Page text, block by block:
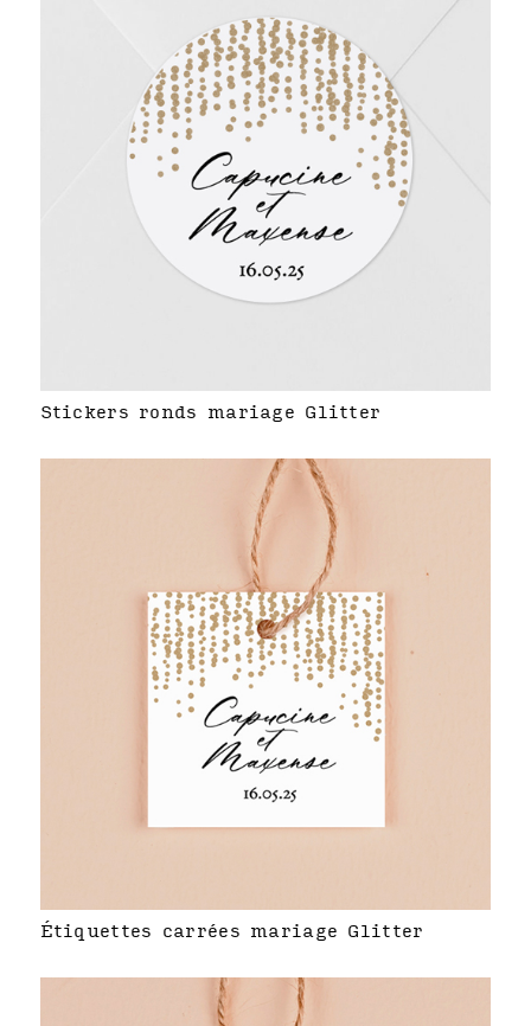
Stickers ronds mariage Glitter
Étiquettes carrées mariage Glitter